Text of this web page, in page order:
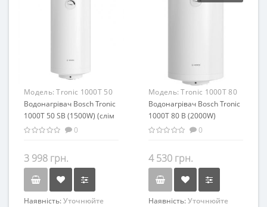
Модель:Tronic 1000T 50
SB (1500W) (слім версія)
Водонагрівач Bosch Tronic
1000T 50 SB (1500W) (слім
версія)
0
3 998 грн.
Наявність:Уточнюйте
Модель:Tronic 1000T 80
B
Водонагрівач Bosch Tronic
1000T 80 B (2000W)
0
4 530 грн.
Наявність:Уточнюйте